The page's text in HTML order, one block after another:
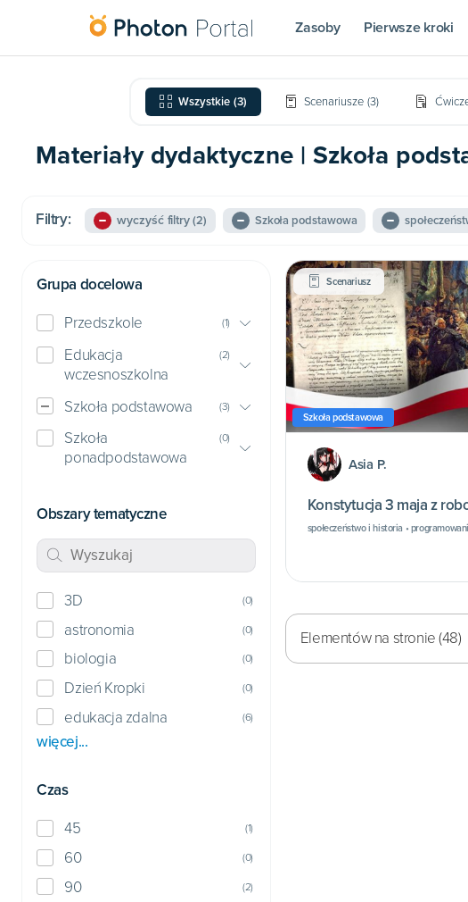
Zasoby Pierwsze kroki
Wszystkie (3) Scenariusze (3)
Materiały dydaktyczne | Szkoła
Filtry: wyczyść filtry(2) Szkoła podstawowa
Grupa docelowa
Przedszkole (1)
Edukacja
wczesnoszkolna
(2)
Szkoła podstawowa (3)
Szkoła
ponadpodstawowa
(0)
Obszary tematyczne
3D (0)
astronomia (0)
biologia (0)
Dzień Kropki (0)
edukacja zdalna (6)
więcej...
Czas
45 (1)
60 (0)
90 (2)
Scenariusz
Szkoła podstawowa
Asia P.
Konstytucja 3 maja z
społeczeństwo i historia •
Elementów na stronie (48)